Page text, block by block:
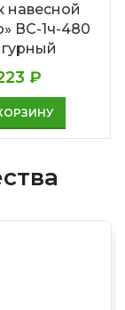
навесной
ВС-1ч-480
₽